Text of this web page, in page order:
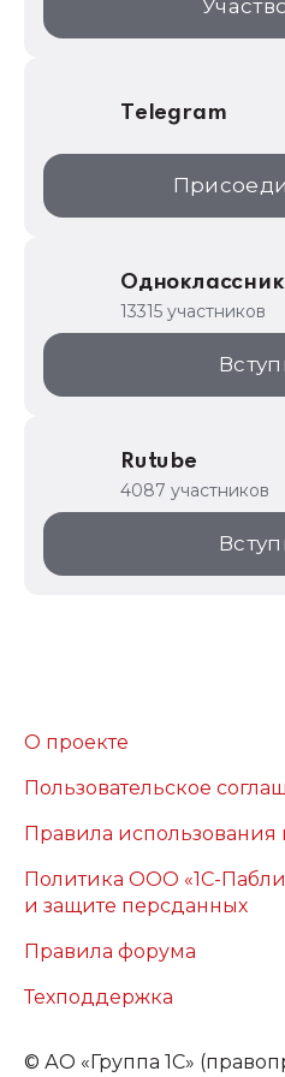
Telegram
13315 участников
Rutube
4087 участников
О проекте
Пользовательское
Правила использования
Политика ООО «1С-
и защите персданных
Правила форума
Техподдержка
© АО «Группа 1С»